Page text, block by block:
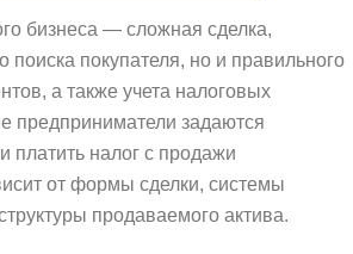
бизнеса — сложная сделка,
поиска покупателя, но и правильного
а также учета налоговых
предприниматели задаются
платить налог с продажи
от формы сделки, системы
продаваемого актива.